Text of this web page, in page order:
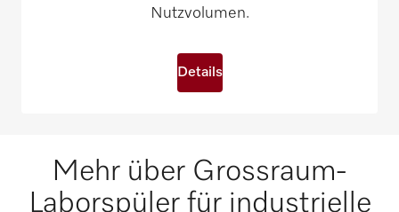
Nutzvolumen.
Details
Mehr über Grossraum-
Laborspüler für industrielle